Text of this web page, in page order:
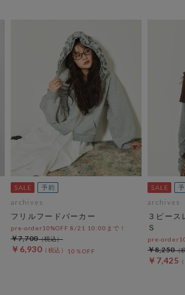
archives
フリルフードパーカー
pre-order10%OFF 8/21 10:00まで！
￥6,930 10％OFF
￥7,700
archives
３ピース
Ｓ
pre-
￥7,425
￥8,250